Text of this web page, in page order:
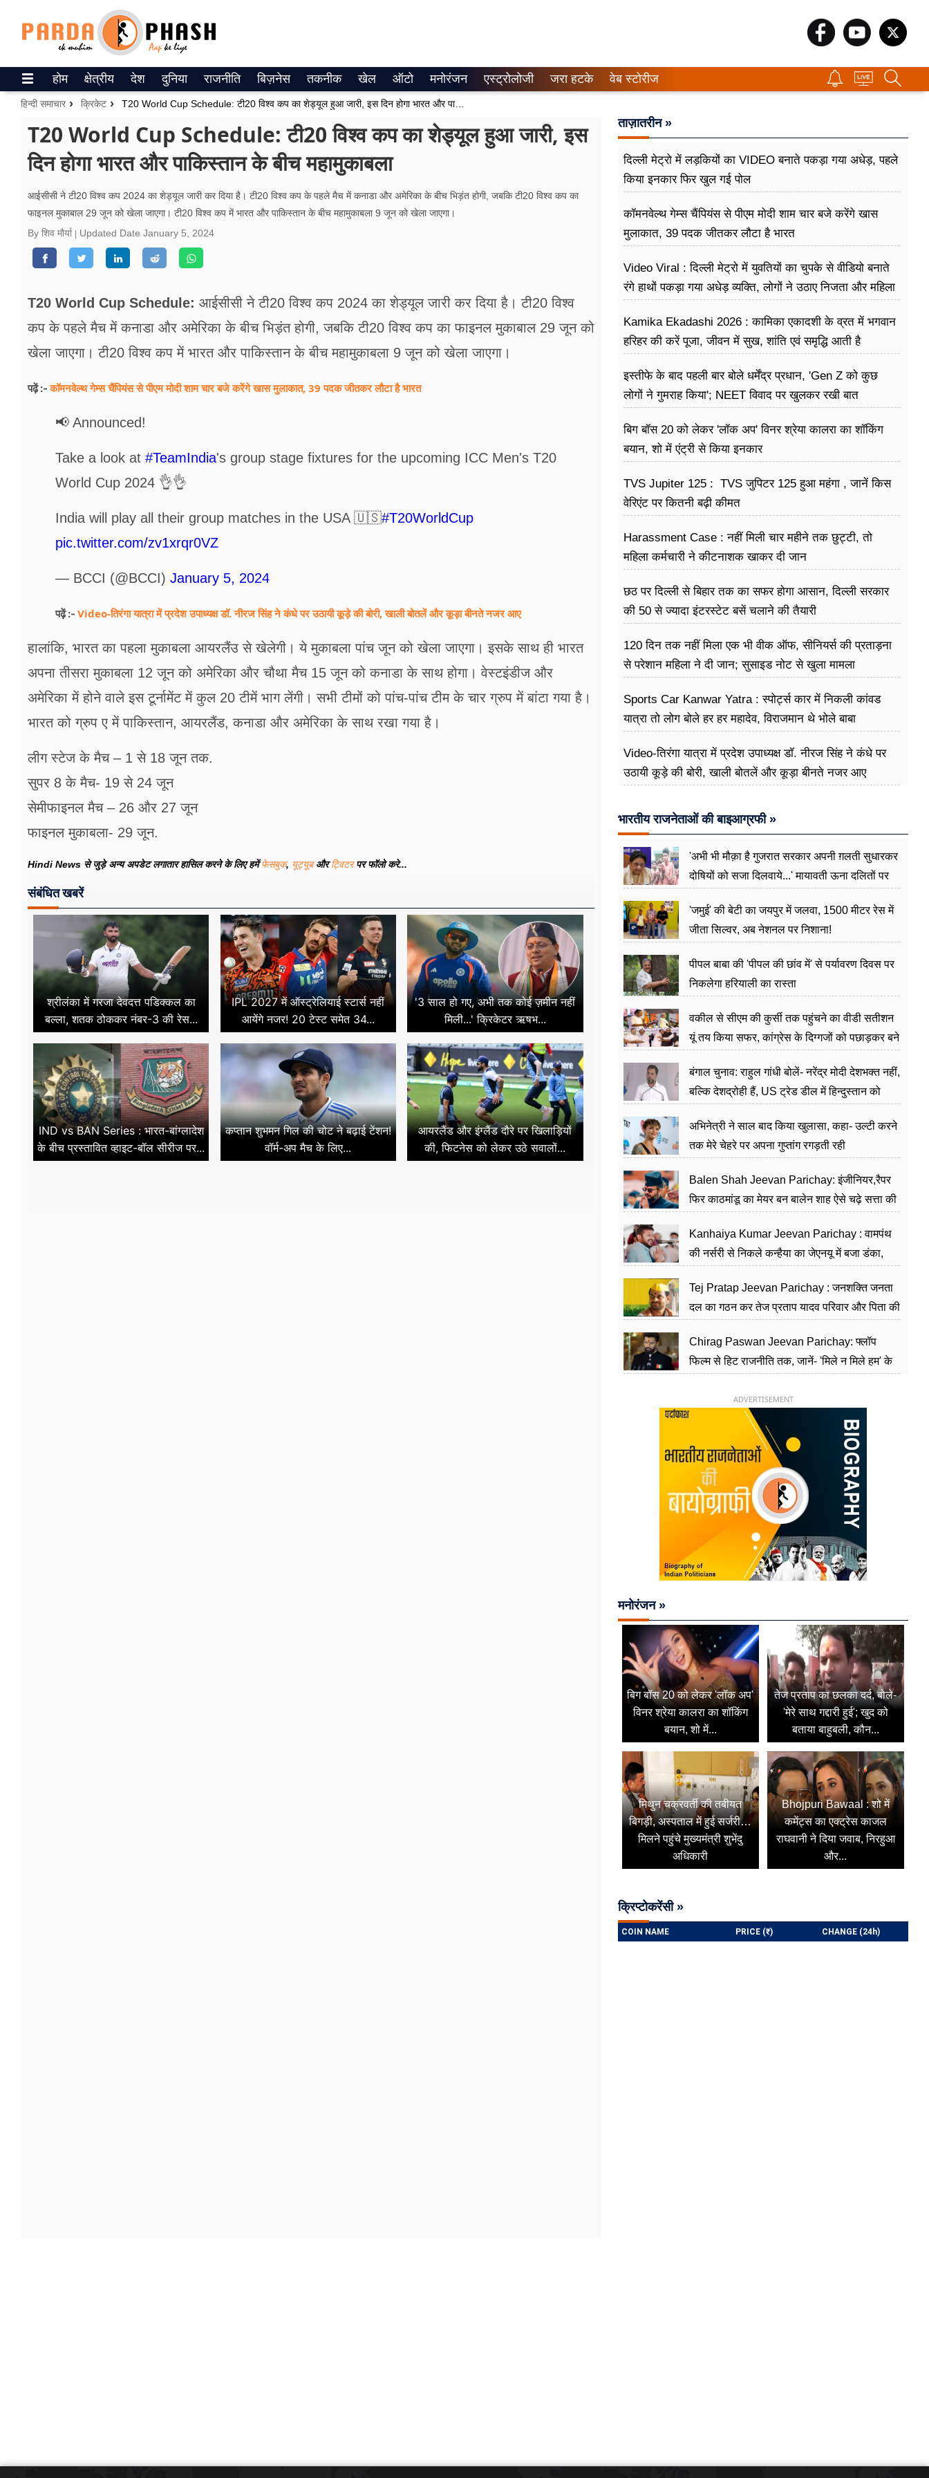
ePaper
वेब स्टोरीज
उत्तर प्रदेश
वीडियो
रिलेशनशिप
सेहत
ब्‍यूटी
अन्य खबरें
होम क्षेत्रीय देश दुनिया राजनीति बिज़नेस तकनीक खेल ऑटो मनोरंजन एस्ट्रोलोजी जरा हटके वेब स्टोरीज
हिन्दी समाचार क्रिकेट T20 World Cup Schedule: टी20 विश्व कप का शेड्यूल हुआ जारी, इस दिन होगा भारत और पाकिस्तान के बीच महामुकाबला
T20 World Cup Schedule: टी20 विश्व कप का शेड्यूल हुआ जारी, इस
दिन होगा भारत और पाकिस्तान के बीच महामुकाबला
आईसीसी ने टी20 विश्व कप 2024 का शेड्यूल जारी कर दिया है। टी20 विश्व कप के पहले मैच में कनाडा और अमेरिका के बीच भिड़ंत होगी, जबकि टी20 विश्व कप का
फाइनल मुकाबाल 29 जून को खेला जाएगा। टी20 विश्व कप में भारत और पाकिस्तान के बीच महामुकाबला 9 जून को खेला जाएगा।
By शिव मौर्या
Updated Date January 5, 2024
T20 World Cup Schedule: आईसीसी ने टी20 विश्व कप 2024 का शेड्यूल जारी कर दिया है। टी20 विश्व
कप के पहले मैच में कनाडा और अमेरिका के बीच भिड़ंत होगी, जबकि टी20 विश्व कप का फाइनल मुकाबाल 29 जून को
खेला जाएगा। टी20 विश्व कप में भारत और पाकिस्तान के बीच महामुकाबला 9 जून को खेला जाएगा।
पढ़ें :-कॉमनवेल्थ गेम्स चैंपियंस से पीएम मोदी शाम चार बजे करेंगे खास मुलाकात, 39 पदक जीतकर लौटा है भारत
📢 Announced!
Take a look at #TeamIndia's group stage fixtures for the upcoming ICC Men's T20
World Cup 2024 👌👌
India will play all their group matches in the USA 🇺🇸#T20WorldCup
pic.twitter.com/zv1xrqr0VZ
— BCCI (@BCCI) January 5, 2024
पढ़ें :- Video-तिरंगा यात्रा में प्रदेश उपाध्यक्ष डॉ. नीरज सिंह ने कंधे पर उठायी कूड़े की बोरी, खाली बोतलें और कूड़ा बीनते नजर आए
हालांकि, भारत का पहला मुकाबला आयरलैंउ से खेलेगी। ये मुकाबला पांच जून को खेला जाएगा। इसके साथ ही भारत
अपना तीसरा मुकाबला 12 जून को अमेरिका और चौथा मैच 15 जून को कनाडा के साथ होगा। वेस्टइंडीज और
अमेरिका में होने वाले इस टूर्नामेंट में कुल 20 टीमें भाग लेंगी। सभी टीमों को पांच-पांच टीम के चार ग्रुप में बांटा गया है।
भारत को ग्रुप ए में पाकिस्तान, आयरलैंड, कनाडा और अमेरिका के साथ रखा गया है।
लीग स्टेज के मैच – 1 से 18 जून तक.
सुपर 8 के मैच- 19 से 24 जून
सेमीफाइनल मैच – 26 और 27 जून
फाइनल मुकाबला- 29 जून.
Hindi News से जुड़े अन्य अपडेट लगातार हासिल करने के लिए हमेंफेसबुक, यूट्यूबऔरट्विटरपर फॉलो करे...
संबंधित खबरें
श्रीलंका में गरजा देवदत्त पडिक्कल का
बल्ला, शतक ठोककर नंबर-3 की रेस...
IPL 2027 में ऑस्ट्रेलियाई स्टार्स नहीं
आयेंगे नजर! 20 टेस्ट समेत 34...
'3 साल हो गए, अभी तक कोई ज़मीन नहीं
मिली...' क्रिकेटर ऋषभ...
IND vs BAN Series : भारत-बांग्लादेश
के बीच प्रस्तावित व्हाइट-बॉल सीरीज पर...
कप्तान शुभमन गिल की चोट ने बढ़ाई टेंशन!
वॉर्म-अप मैच के लिए...
आयरलैंड और इंग्लैंड दौरे पर खिलाड़ियों
की, फिटनेस को लेकर उठे सवालों...
ताज़ातरीन »
दिल्ली मेट्रो में लड़कियों का VIDEO बनाते पकड़ा गया अधेड़, पहले
किया इनकार फिर खुल गई पोल
कॉमनवेल्थ गेम्स चैंपियंस से पीएम मोदी शाम चार बजे करेंगे खास
मुलाकात, 39 पदक जीतकर लौटा है भारत
Video Viral : दिल्ली मेट्रो में युवतियों का चुपके से वीडियो बनाते
रंगे हाथों पकड़ा गया अधेड़ व्यक्ति, लोगों ने उठाए निजता और महिला
Kamika Ekadashi 2026 : कामिका एकादशी के व्रत में भगवान
हरिहर की करें पूजा, जीवन में सुख, शांति एवं समृद्धि आती है
इस्तीफे के बाद पहली बार बोले धर्मेंद्र प्रधान, 'Gen Z को कुछ
लोगों ने गुमराह किया'; NEET विवाद पर खुलकर रखी बात
बिग बॉस 20 को लेकर 'लॉक अप' विनर श्रेया कालरा का शॉकिंग
बयान, शो में एंट्री से किया इनकार
TVS Jupiter 125 : TVS जुपिटर 125 हुआ महंगा , जानें किस
वेरिएंट पर कितनी बढ़ी कीमत
Harassment Case : नहीं मिली चार महीने तक छुट्टी, तो
महिला कर्मचारी ने कीटनाशक खाकर दी जान
छठ पर दिल्ली से बिहार तक का सफर होगा आसान, दिल्ली सरकार
की 50 से ज्यादा इंटरस्टेट बसें चलाने की तैयारी
120 दिन तक नहीं मिला एक भी वीक ऑफ, सीनियर्स की प्रताड़ना
से परेशान महिला ने दी जान; सुसाइड नोट से खुला मामला
Sports Car Kanwar Yatra : स्पोर्ट्स कार में निकली कांवड
यात्रा तो लोग बोले हर हर महादेव, विराजमान थे भोले बाबा
Video-तिरंगा यात्रा में प्रदेश उपाध्यक्ष डॉ. नीरज सिंह ने कंधे पर
उठायी कूड़े की बोरी, खाली बोतलें और कूड़ा बीनते नजर आए
भारतीय राजनेताओं की बाइआग्रफी »
'अभी भी मौक़ा है गुजरात सरकार अपनी ग़लती सुधारकर
दोषियों को सजा दिलवाये...' मायावती ऊना दलितों पर
'जमुई' की बेटी का जयपुर में जलवा, 1500 मीटर रेस में
जीता सिल्वर, अब नेशनल पर निशाना!
पीपल बाबा की 'पीपल की छांव में' से पर्यावरण दिवस पर
निकलेगा हरियाली का रास्ता
वकील से सीएम की कुर्सी तक पहुंचने का वीडी सतीशन
यूं तय किया सफर, कांग्रेस के दिग्गजों को पछाड़कर बने
बंगाल चुनाव: राहुल गांधी बोलें- नरेंद्र मोदी देशभक्त नहीं,
बल्कि देशद्रोही हैं, US ट्रेड डील में हिन्दुस्तान को
अभिनेत्री ने साल बाद किया खुलासा, कहा- उल्टी करने
तक मेरे चेहरे पर अपना गुप्तांग रगड़ती रही
Balen Shah Jeevan Parichay: इंजीनियर,रैपर
फिर काठमांडू का मेयर बन बालेन शाह ऐसे चढ़े सत्ता की
Kanhaiya Kumar Jeevan Parichay : वामपंथ
की नर्सरी से निकले कन्हैया का जेएनयू में बजा डंका,
Tej Pratap Jeevan Parichay : जनशक्ति जनता
दल का गठन कर तेज प्रताप यादव परिवार और पिता की
Chirag Paswan Jeevan Parichay: फ्लॉप
फिल्म से हिट राजनीति तक, जानें- 'मिले न मिले हम' के
ADVERTISEMENT
मनोरंजन »
बिग बॉस 20 को लेकर 'लॉक अप'
विनर श्रेया कालरा का शॉकिंग
बयान, शो में...
तेज प्रताप का छलका दर्द, बोले-
'मेरे साथ गद्दारी हुई'; खुद को
बताया बाहुबली, कौन...
मिथुन चक्रवर्ती की तबीयत
बिगड़ी, अस्पताल में हुई सर्जरी…
मिलने पहुंचे मुख्यमंत्री शुभेंदु
अधिकारी
Bhojpuri Bawaal : शो में
कमेंट्स का एक्ट्रेस काजल
राघवानी ने दिया जवाब, निरहुआ
और...
क्रिप्टोकरेंसी »